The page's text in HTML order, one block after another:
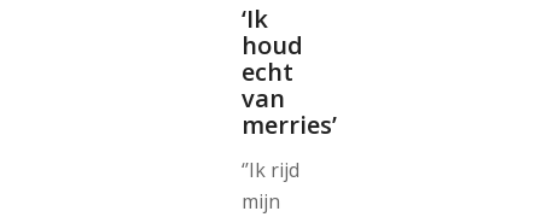
‘Ik
houd
echt
van
merries’
‘’Ik rijd
mijn